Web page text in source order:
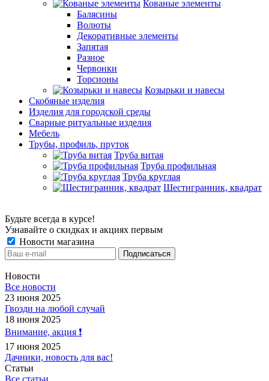
Кованые элементы
Балясины
Волюты
Декоративные элементы
Запятая
Разное
Червонки
Торсионы
Козырьки и навесы
Скобяные изделия
Изделия для городской среды
Сварные ритуальные изделия
Мебель
Трубы, профиль, пруток
Труба витая
Труба профильная
Труба круглая
Шестигранник, квадрат
Будьте всегда в курсе!
Узнавайте о скидках и акциях первым
Новости магазина
Новости
Все новости
23 июня 2025
Гвозди на любой случай
18 июня 2025
Внимание, акция ❗️
17 июня 2025
Дачники, новость для вас!
Статьи
Все статьи